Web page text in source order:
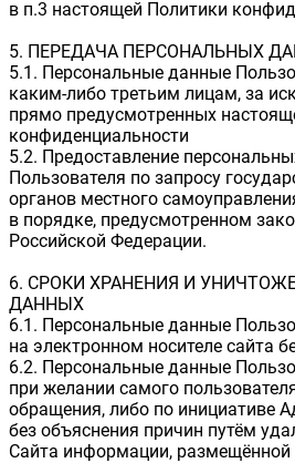
в п.3 настоящей Политики
5. ПЕРЕДАЧА ПЕРСОНАЛЬНЫХ
5.1. Персональные данные
каким-либо третьим лицам, за
прямо предусмотренных
конфиденциальности
5.2. Предоставление
Пользователя по запросу
органов местного
в порядке, предусмотренном
Российской Федерации.
6. СРОКИ ХРАНЕНИЯ И
ДАННЫХ
6.1. Персональные данные
на электронном носителе сайта
6.2. Персональные данные
при желании самого
обращения, либо по инициативе
без объяснения причин путём
Сайта информации, размещённой